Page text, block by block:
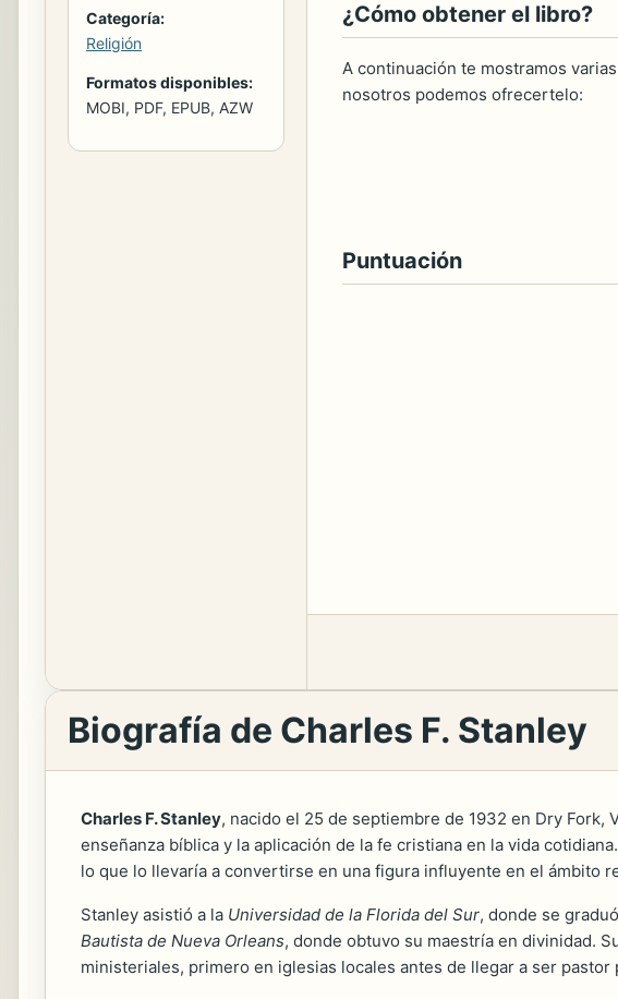
Categoría:
Religión
Formatos disponibles:
MOBI, PDF, EPUB, AZW
¿Cómo obtener el libro?
A continuación te mostramos
nosotros podemos ofrecertelo:
Puntuación
Biografía de Charles F. Stanley
Charles F. Stanley, nacido el 25 de septiembre de 1932 en Dry
enseñanza bíblica y la aplicación de la fe cristiana en la vida
lo que lo llevaría a convertirse en una figura influyente en el ámbito
Stanley asistió a la Universidad de la Florida del Sur, donde se
Bautista de Nueva Orleans, donde obtuvo su maestría en divinidad.
ministeriales, primero en iglesias locales antes de llegar a ser pastor